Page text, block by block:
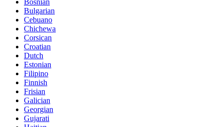
Bosnian
Bulgarian
Cebuano
Chichewa
Corsican
Croatian
Dutch
Estonian
Filipino
Finnish
Frisian
Galician
Georgian
Gujarati